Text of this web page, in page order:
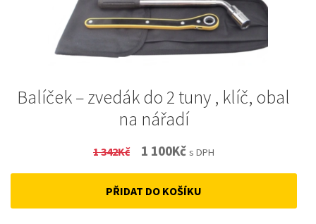
Balíček – zvedák do 2 tuny , klíč, obal
na nářadí
1 342Kč
Original
price
was:
1 100KčCurrent
price
is:
s DPH
PŘIDAT DO KOŠÍKU